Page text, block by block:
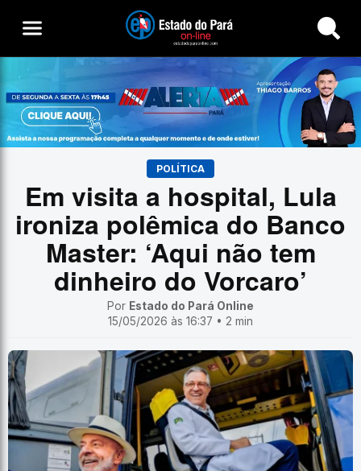
Buscar
POLÍTICA
Em visita a hospital, Lula
ironiza polêmica do Banco
Master: ‘Aqui não tem
dinheiro do Vorcaro’
Por Estado do Pará Online
15/05/2026 às 16:37 • 2 min